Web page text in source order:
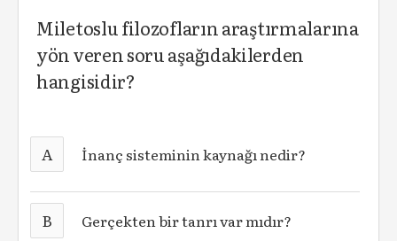
Miletoslu filozofların araştırmalarına
yön veren soru aşağıdakilerden
hangisidir?
A İnanç sisteminin kaynağı nedir?
B Gerçekten bir tanrı var mıdır?